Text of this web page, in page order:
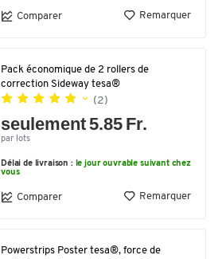
Comparer Remarquer
Pack économique de 2 rollers de
correction Sideway tesa®
(2)
seulement 5.85 Fr.
par lots
Délai de livraison : le jour ouvrable suivant chez
vous
Comparer Remarquer
Powerstrips Poster tesa®, force de